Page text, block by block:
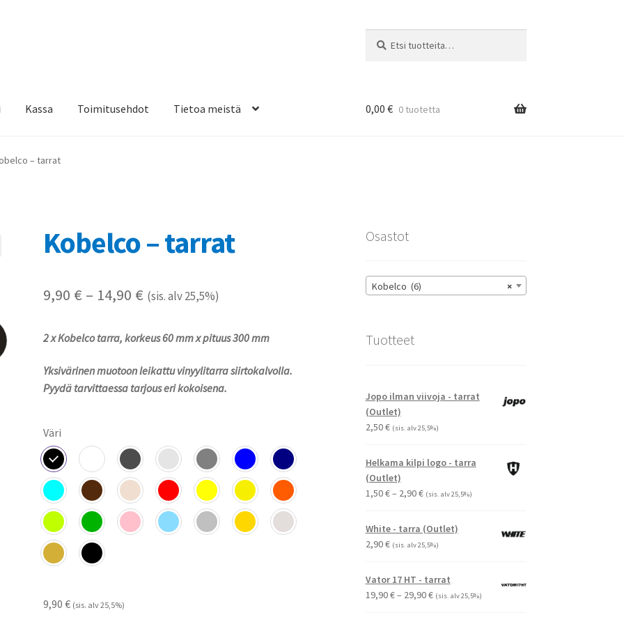
Kassa Toimitusehdot Tietoa meistä
& teippausten poisto
0,00 € 0 tuotetta
– tarrat
Kobelco – tarrat
9,90 € – 14,90 € Hintaluokka:
-
14,90 €
(sis. alv 25,5%)
2 x Kobelco tarra, korkeus60 mm x pituus 300 mm
Yksivärinen muotoon leikattu vinyylitarra siirtokalvolla.
Pyydä tarvittaessa tarjous eri kokoisena.
Väri
9,90€ (sis. alv 25,5%)
Osastot
×
Kobelco (6)
Tuotteet
Jopo ilman viivoja - tarrat
(Outlet)
2,50€ (sis. alv 25,5%)
Helkama kilpi logo - tarra
(Outlet)
1,50€– 2,90€Hintaluokka:
-
(sis. alv 25,5%)
White - tarra (Outlet)
2,90€ (sis. alv 25,5%)
Vator 17 HT - tarrat
19,90€– 29,90€Hintaluokka:
(sis. alv 25,5%)